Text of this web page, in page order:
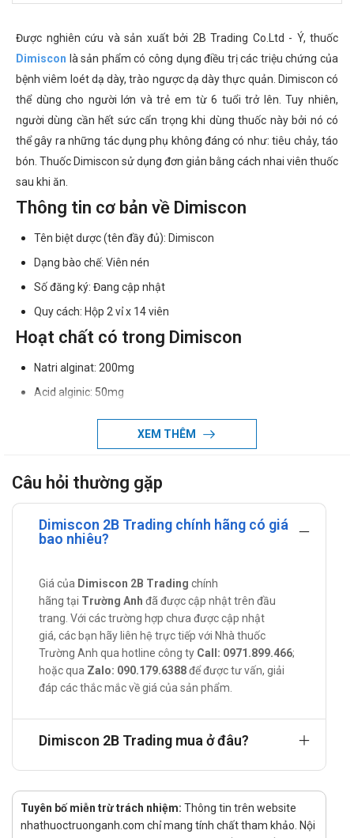
Được nghiên cứu và sản xuất bởi 2B Trading Co.Ltd - Ý, thuốc
Dimiscon là sản phẩm có công dụng điều trị các triệu chứng của
bệnh viêm loét dạ dày, trào ngược dạ dày thực quản. Dimiscon có
thể dùng cho người lớn và trẻ em từ 6 tuổi trở lên. Tuy nhiên,
người dùng cần hết sức cẩn trọng khi dùng thuốc này bởi nó có
thể gây ra những tác dụng phụ không đáng có như: tiêu chảy, táo
bón. Thuốc Dimiscon sử dụng đơn giản bằng cách nhai viên thuốc
sau khi ăn.
Thông tin cơ bản về Dimiscon
Tên biệt dược (tên đầy đủ): Dimiscon
Dạng bào chế: Viên nén
Số đăng ký: Đang cập nhật
Quy cách: Hộp 2 vỉ x 14 viên
Hoạt chất có trong Dimiscon
Natri alginat: 200mg
Acid alginic: 50mg
Natri bicarbonat: 80mg
Calci carbonat: 140mg
Một số thông tin về thành phần của
Dimiscon
Natri alginat (200mg): Natri alginat là một polysaccharide
dạ dày tạo thành một lớp gel nổi trên bề mặt dịch vị, hoạt
động như một "lá chắn" ngăn trào ngược acid lên thực quản.
Acid alginic (50mg):Acid alginic hỗ trợ natri alginat trong việc
tạo gel. Khi kết hợp với các ion calci và acid dạ dày, nó tạo
thành một lớp gel dày và bền hơn, góp phần tăng hiệu quả
bảo vệ niêm mạc thực quản.
Natri bicarbonat (80mg): Natri bicarbonat là chất kháng acid.
Nó phản ứng nhanh với acid hydrochloric (HCl) trong dạ dày
lên nhanh hơn.
Calci carbonat (140mg): Calci carbonat cũng là một chất
XEM THÊM
Câu hỏi thường gặp
Dimiscon 2B Trading chính hãng có giá
bao nhiêu?
Giá của Dimiscon 2B Trading chính
hãng tại Trường Anh đã được cập nhật trên đầu
trang. Với các trường hợp chưa được cập nhật
giá, các bạn hãy liên hệ trực tiếp với Nhà thuốc
Trường Anh qua hotline công ty Call: 0971.899.466;
hoặc qua Zalo: 090.179.6388để được tư vấn, giải
đáp các thắc mắc về giá của sản phẩm.
Dimiscon 2B Trading mua ở đâu?
Tuyên bố miễn trừ trách nhiệm: Thông tin trên website
nhathuoctruonganh.com chỉ mang tính chất tham khảo. Nội